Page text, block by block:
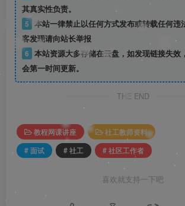
其真实性负责。
5 本站一律禁止以任何方式发布或转载任何违
客发现请向站长举报
6 本站资源大多存储在云盘，如发现链接失效
会第一时间更新。
THE END
教程网课讲座
社工教师资料
# 面试
# 社工 # 社区工作者
喜欢就支持一下吧